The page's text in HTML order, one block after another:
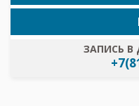
ЗАПИСЬ В